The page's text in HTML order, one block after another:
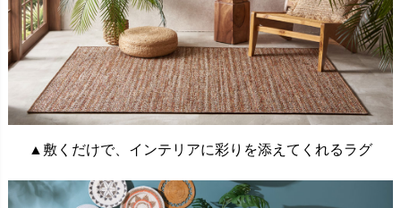
▲敷くだけで、インテリアに彩りを添えてくれるラグ